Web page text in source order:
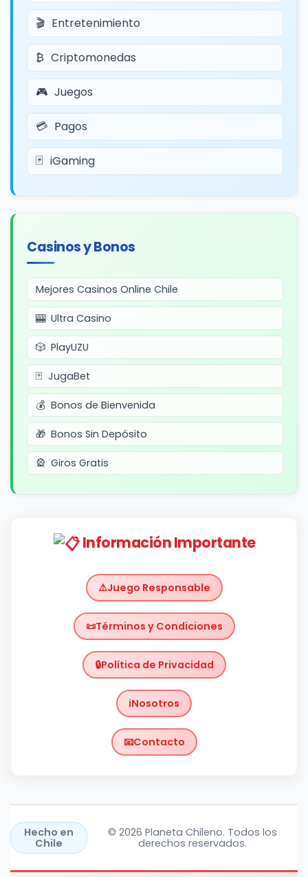
Entretenimiento
Criptomonedas
Juegos
Pagos
iGaming
Casinos y Bonos
Mejores Casinos Online Chile
Ultra Casino
PlayUZU
JugaBet
Bonos de Bienvenida
Bonos Sin Depósito
Giros Gratis
Información Importante
Juego Responsable
Términos y Condiciones
Política de Privacidad
Nosotros
Contacto
Hecho en
Chile
© 2026 Planeta Chileno. Todos los
derechos reservados.